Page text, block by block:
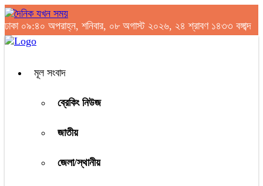
ঢাকা ০৯:৪০ অপরাহ্ন, শনিবার, ০৮ অগাস্ট ২০২৬, ২৪ শ্রাবণ ১৪৩৩ বঙ্গাব্দ
মূল সংবাদ
ব্রেকিং নিউজ
জাতীয়
জেলা/স্থানীয়